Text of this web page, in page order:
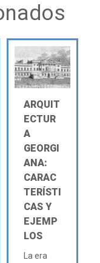
ARQUIT
ECTUR
A
GEORGI
ANA:
CARAC
TERÍSTI
CAS Y
EJEMP
LOS
La era